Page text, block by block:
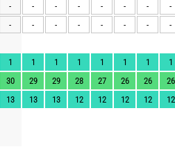
-
- - - - - -
-
-
- - - - - - -
1 1 1 1 1 1 1
1
30
29 29 28 27 26 26
26
13
13 13 12 12 12 12 12